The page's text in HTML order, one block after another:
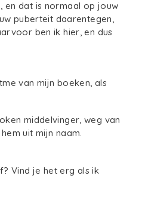
en dat is normaal op jouw
puberteit daarentegen,
ben ik hier, en dus
van mijn boeken, als
middelvinger, weg van
uit mijn naam.
Vind je het erg als ik